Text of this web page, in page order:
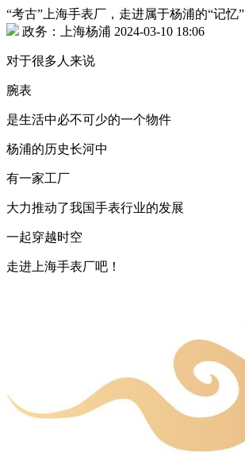
“考古”上海手表厂，走进属于杨浦的“记忆”
政务：上海杨浦 2024-03-10 18:06
对于很多人来说
腕表
是生活中必不可少的一个物件
杨浦的历史长河中
有一家工厂
大力推动了我国手表行业的发展
一起穿越时空
走进上海手表厂吧！